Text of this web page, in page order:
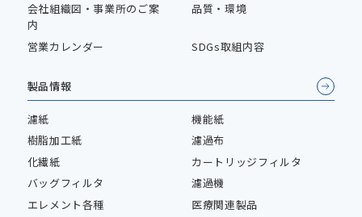
会社組織図・事業所のご案
内
品質・環境
営業カレンダー SDGs取組内容
製品情報
濾紙
機能紙
樹脂加工紙
濾過布
化繊紙
カートリッジフィルタ
バッグフィルタ
濾過機
エレメント各種
医療関連製品